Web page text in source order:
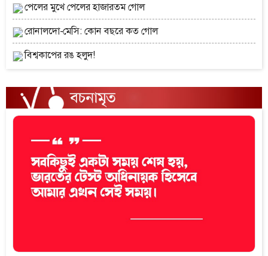
পেলের মুখে পেলের হাজারতম গোল
রোনালদো-মেসি: কোন বছরে কত গোল
বিশ্বকাপের রঙ হলুদ!